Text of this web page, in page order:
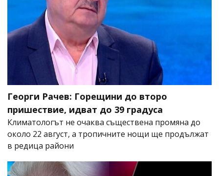
Георги Рачев: Горещини до второ
пришествие, идват до 39 градуса
Климатологът не очаква съществена промяна до
около 22 август, а тропичните нощи ще продължат
в редица райони